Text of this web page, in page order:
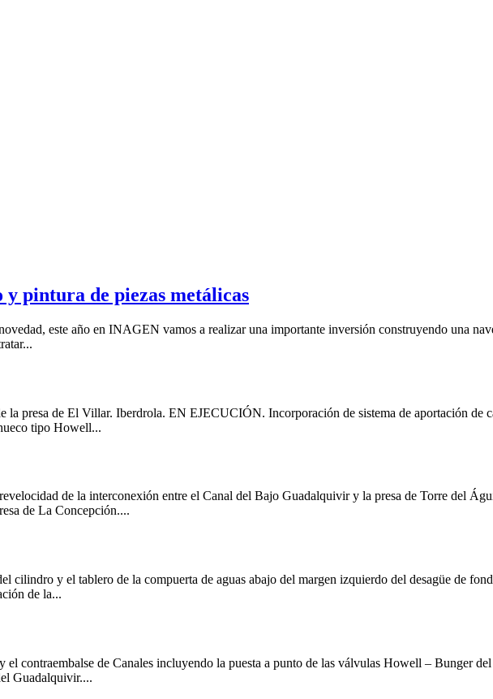
pintura de piezas metálicas
este año en INAGEN vamos a realizar una importante inversión construyendo una
la presa de El Villar. Iberdrola. EN EJECUCIÓN. Incorporación de sistema de aportación de
tipo Howell...
de la interconexión entre el Canal del Bajo Guadalquivir y la presa de Torre del
de La Concepción....
cilindro y el tablero de la compuerta de aguas abajo del margen izquierdo del desagüe de
de la...
el contraembalse de Canales incluyendo la puesta a punto de las válvulas Howell – Bunger
Guadalquivir....